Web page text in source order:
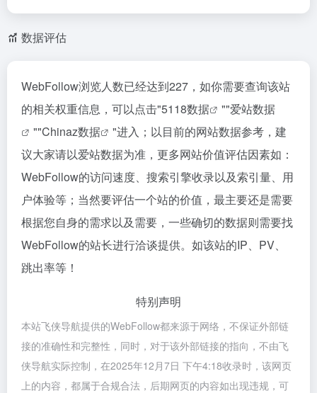
数据评估
WebFollow浏览人数已经达到227，如你需要查询该站
的相关权重信息，可以点击"5118数据 ""爱站数据
""Chinaz数据
"进入；以目前的网站数据参考，建
议大家请以爱站数据为准，更多网站价值评估因素如：
WebFollow的访问速度、搜索引擎收录以及索引量、用
户体验等；当然要评估一个站的价值，最主要还是需要
根据您自身的需求以及需要，一些确切的数据则需要找
WebFollow的站长进行洽谈提供。如该站的IP、PV、
跳出率等！
特别声明
本站飞侠导航提供的WebFollow都来源于网络，不保证外部链
接的准确性和完整性，同时，对于该外部链接的指向，不由飞
侠导航实际控制，在2025年12月7日 下午4:18收录时，该网页
上的内容，都属于合规合法，后期网页的内容如出现违规，可